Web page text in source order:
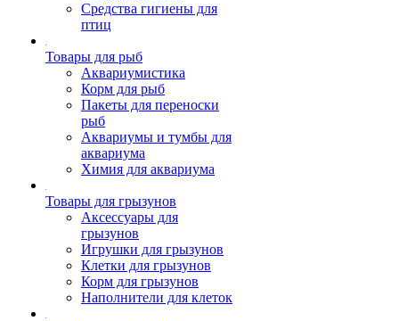
Средства гигиены для
птиц
Товары для рыб
Аквариумистика
Корм для рыб
Пакеты для переноски
рыб
Аквариумы и тумбы для
аквариума
Химия для аквариума
Товары для грызунов
Аксессуары для
грызунов
Игрушки для грызунов
Клетки для грызунов
Корм для грызунов
Наполнители для клеток